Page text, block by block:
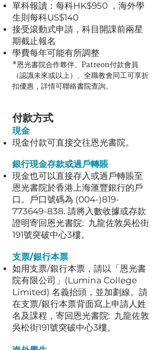
單科報讀：每科HK$950 ，海外學
生則每科US$140
接受滾動式申請，科目開課前兩星
期截止報名
學費每年可能有所調整
*恩光書院合作夥伴、Patreon付款會員
（認識未來或以上）、全職教會同工可享折
扣優惠，詳情可聯絡書院查詢。
付款方式
現金
現金付款可直接交往恩光書院。
銀行現金存款或過戶轉賬
現金也可以直接存入或過戶轉賬至
恩光書院於香港上海滙豐銀行的戶
口。戶口號碼為 (004-)819-
773649-838. 請將入數收據或存款
證明寄回恩光書院: 九龍佐敦吳松街
191號突破中心3樓。
支票/銀行本票
如用支票/銀行本票，請以「恩光書
院有限公司」(Lumina College
Limited) 名義抬頭，並加劃線。請
在支票/銀行本票背面寫上申請人姓
名及課程，寄回恩光書院: 九龍佐敦
吳松街191號突破中心3樓。